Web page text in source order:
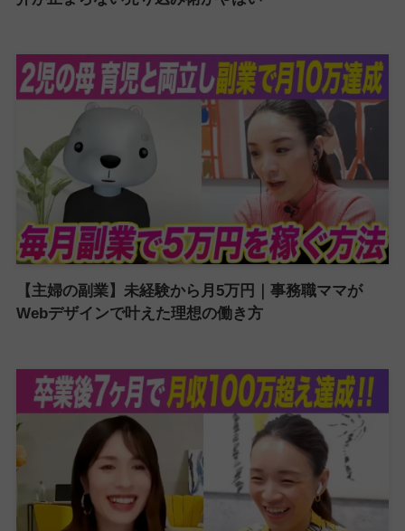
【主婦の副業】未経験から月5万円｜事務職ママが
Webデザインで叶えた理想の働き方